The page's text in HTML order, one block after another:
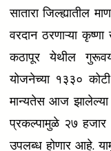
सातारा जिल्ह्यातील
वरदान ठरणाऱ्या
कठापूर येथील
योजनेच्या १३३०
मान्यतेस आज
प्रकल्पामुळे २७ हजार
उपलब्ध होणार आहे.